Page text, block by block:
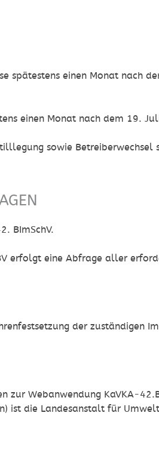
spätestens einen Monat nach
einen Monat nach dem 19.
sowie
BImSchV.
erfolgt eine Abfrage aller
der zuständigen
zur Webanwendung KaVKA-
ist die Landesanstalt für